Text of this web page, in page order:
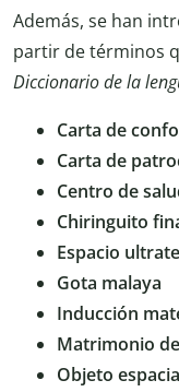
Además, se han
partir de términos
Diccionario de la
Carta de
Carta de
Centro de
Chiringuito
Espacio
Gota malaya
Inducción
Matrimonio
Objeto